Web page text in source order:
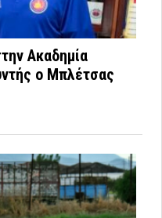
Ακαδημία
ο Μπλέτσας